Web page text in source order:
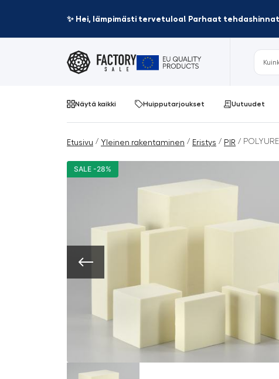
✨ Hei, lämpimästi tervetuloa! Parhaat
Näytä kaikki Huipputarjoukset Uutuudet
Etusivu / Yleinen rakentaminen / Eristys / PIR /
SALE -28%